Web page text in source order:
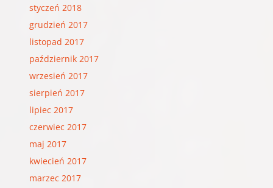
styczeń 2018
grudzień 2017
listopad 2017
październik 2017
wrzesień 2017
sierpień 2017
lipiec 2017
czerwiec 2017
maj 2017
kwiecień 2017
marzec 2017